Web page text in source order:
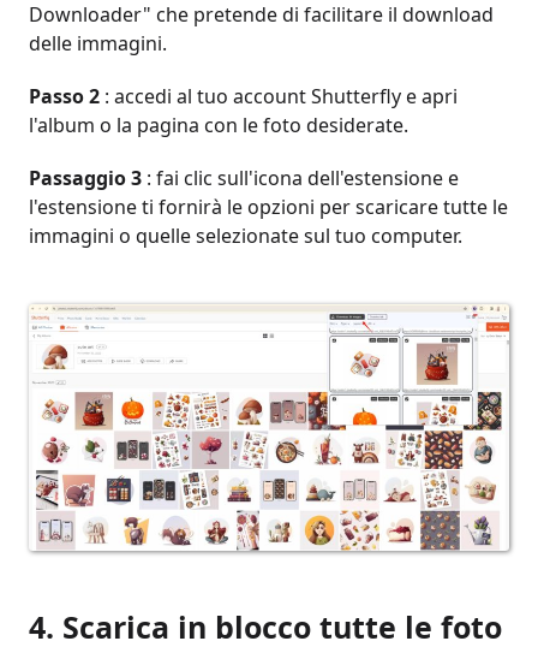
Downloader" che pretende di facilitare il download
delle immagini.
Passo 2 : accedi al tuo account Shutterfly e apri
l'album o la pagina con le foto desiderate.
Passaggio 3 : fai clic sull'icona dell'estensione e
l'estensione ti fornirà le opzioni per scaricare tutte le
immagini o quelle selezionate sul tuo computer.
4. Scarica in blocco tutte le foto